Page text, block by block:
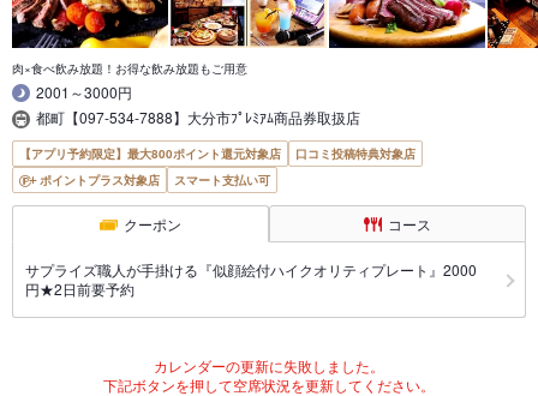
肉×食べ飲み放題！お得な飲み放題もご用意
2001～3000円
都町【097-534-7888】大分市ﾌﾟﾚﾐｱﾑ商品券取扱店
【アプリ予約限定】最大800ポイント還元対象店
口コミ投稿特典対象店
ポイントプラス対象店
スマート支払い可
クーポン コース
サプライズ職人が手掛ける『似顔絵付ハイクオリティプレート』2000
円★2日前要予約
カレンダーの更新に失敗しました。
下記ボタンを押して空席状況を更新してください。